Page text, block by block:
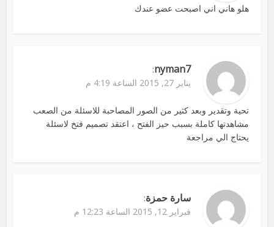
هلو هاني اني اصبحت عضو عندك
nyman7
:
يناير 27, 2015 الساعة 4:19 م
تحية وتقدير وبعد كثير من الصور المصاحبة للاسئلة من الصعب
مشاهدتها كاملة بسبب حيز الفتح ، اعتقد تصميم فتخ لاسئلة
يحتاج الي مراجعة
سارة حمزة:
فبراير 12, 2015 الساعة 12:23 م